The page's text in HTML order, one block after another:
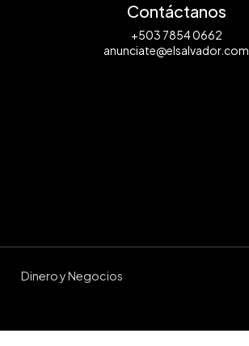
Contáctanos
+503 7854 0662
anunciate@elsalvador.com
Dinero y Negocios